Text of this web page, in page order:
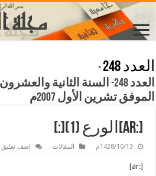
العدد 248
-
الموفق تشرين الأول 2007م
[:ar]الورع (1)[:]
1428/10/13م المقالات اضف تعليق
[:ar]